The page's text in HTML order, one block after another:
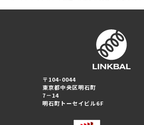
〒104-0044
東京都中央区明石町
7－14
明石町トーセイビル6F